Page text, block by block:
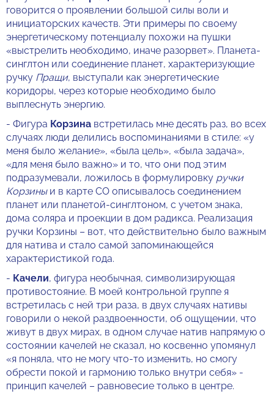
говорится о проявлении большой силы воли и
инициаторских качеств. Эти примеры по своему
энергетическому потенциалу похожи на пушки
«выстрелить необходимо, иначе разорвет». Планета-
синглтон или соединение планет, характеризующие
ручку Пращи, выступали как энергетические
коридоры, через которые необходимо было
выплеснуть энергию.
- Фигура Корзина встретилась мне десять раз, во всех
случаях люди делились воспоминаниями в стиле: «у
меня было желание», «была цель», «была задача»,
«для меня было важно» и то, что они под этим
подразумевали, ложилось в формулировку ручки
Корзиныи в карте СО описывалось соединением
планет или планетой-синглтоном, с учетом знака,
дома соляра и проекции в дом радикса. Реализация
ручки Корзины – вот, что действительно было важным
для натива и стало самой запоминающейся
характеристикой года.
- Качели, фигура необычная, символизирующая
противостояние. В моей контрольной группе я
встретилась с ней три раза, в двух случаях нативы
говорили о некой раздвоенности, об ощущении, что
живут в двух мирах, в одном случае натив напрямую о
состоянии качелей не сказал, но косвенно упомянул
«я поняла, что не могу что-то изменить, но смогу
обрести покой и гармонию только внутри себя» -
принцип качелей – равновесие только в центре.